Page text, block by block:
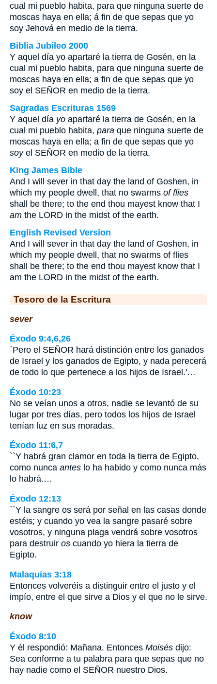
cual mi pueblo habita, para que ninguna suerte de
moscas haya en ella; á fin de que sepas que yo
soy Jehová en medio de la tierra.
Biblia Jubileo 2000
Y aquel día yo apartaré la tierra de Gosén, en la
cual mi pueblo habita, para que ninguna suerte de
moscas haya en ella; a fin de que sepas que yo
soy el SEÑOR en medio de la tierra.
Sagradas Escrituras 1569
Y aquel día yo apartaré la tierra de Gosén, en la
cual mi pueblo habita, para que ninguna suerte de
moscas haya en ella; a fin de que sepas que yo
soyel SEÑOR en medio de la tierra.
King James Bible
And I will sever in that day the land of Goshen, in
which my people dwell, that no swarms of flies
shall be there; to the end thou mayest know that I
am the LORD in the midst of the earth.
English Revised Version
And I will sever in that day the land of Goshen, in
which my people dwell, that no swarms of flies
shall be there; to the end thou mayest know that I
am the LORD in the midst of the earth.
Tesoro de la Escritura
sever
Éxodo 9:4,6,26
`Pero el SEÑOR hará distinción entre los ganados
de Israel y los ganados de Egipto, y nada perecerá
de todo lo que pertenece a los hijos de Israel.'…
Éxodo 10:23
No se veían unos a otros, nadie se levantó de su
lugar por tres días, pero todos los hijos de Israel
tenían luz en sus moradas.
Éxodo 11:6,7
``Y habrá gran clamor en toda la tierra de Egipto,
como nunca antes lo ha habido y como nunca más
lo habrá.…
Éxodo 12:13
``Y la sangre os será por señal en las casas donde
estéis; y cuando yo vea la sangre pasaré sobre
vosotros, y ninguna plaga vendrá sobre vosotros
para destruir os cuando yo hiera la tierra de
Egipto.
Malaquías 3:18
Entonces volveréis a distinguir entre el justo y el
impío, entre el que sirve a Dios y el que no le sirve.
know
Éxodo 8:10
Y él respondió: Mañana. Entonces Moisés dijo:
Sea conforme a tu palabra para que sepas que no
hay nadie como el SEÑOR nuestro Dios.